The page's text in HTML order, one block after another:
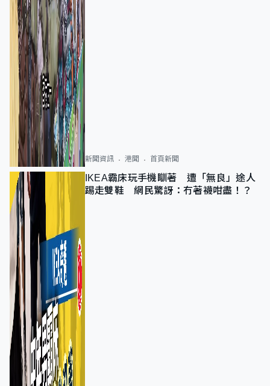
新聞資訊 港聞 首頁新聞
IKEA霸床玩手機瞓著 遭「無良」途人
踢走雙鞋 網民驚訝：冇著襪咁盡！？